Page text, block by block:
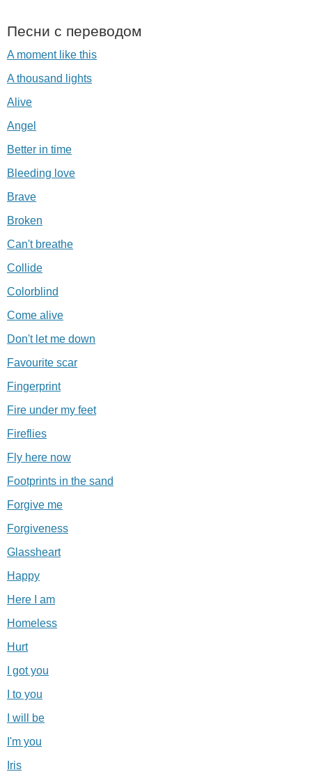
Песни с переводом
A moment like this
A thousand lights
Alive
Angel
Better in time
Bleeding love
Brave
Broken
Can't breathe
Collide
Colorblind
Come alive
Don't let me down
Favourite scar
Fingerprint
Fire under my feet
Fireflies
Fly here now
Footprints in the sand
Forgive me
Forgiveness
Glassheart
Happy
Here I am
Homeless
Hurt
I got you
I to you
I will be
I'm you
Iris